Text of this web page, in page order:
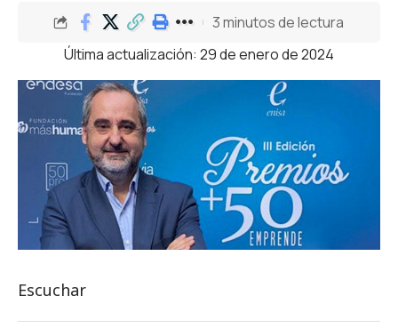
Última actualización: 29 de enero de 2024
3 minutos de lectura
Escuchar